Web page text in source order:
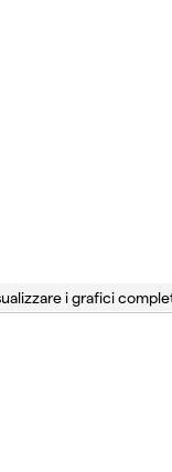
i grafici